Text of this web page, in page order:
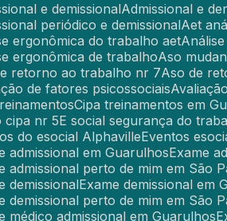
e demissional Admissional e
periódico e demissional
Aet
ergonômica do trabalho aet
ergonômica de trabalho
Aso
retorno ao trabalho nr 7
Aso de
de fatores psicossociais
Cipa treinamentos em
cipa nr 5
E social segurança do
do esocial Alphaville Eventos
admissional em Guarulhos Exame
admissional perto de mim em São
demissional Exame demissional em
demissional perto de mim em São
médico admissional em Guarulhos